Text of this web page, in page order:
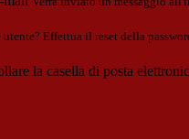
Effettua il reset della
la casella di posta